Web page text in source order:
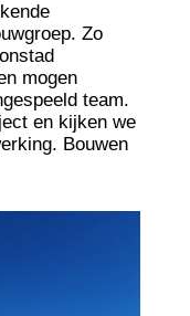
Zo
mogen
team.
en kijken we
Bouwen